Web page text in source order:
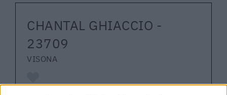
CHANTAL GHIACCIO -
23709
VISONA